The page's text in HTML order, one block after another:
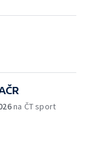
na ČT sport